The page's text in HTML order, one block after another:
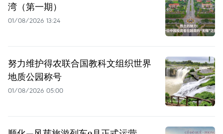
湾（第一期）
01/08/2026 13:24
努力维护得农联合国教科文组织世界
地质公园称号
01/08/2026 05:00